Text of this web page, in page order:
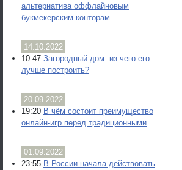
альтернатива оффлайновым
букмекерским конторам
14.10.2022
10:47 Загородный дом: из чего его
лучше построить?
20.09.2022
19:20 В чём состоит преимущество
онлайн-игр перед традиционными
01.09.2022
23:55 В России начала действовать